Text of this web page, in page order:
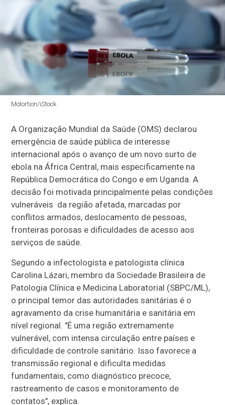
Motortion/iStock
A Organização Mundial da Saúde (OMS) declarou
emergência de saúde pública de interesse
internacional após o avanço de um novo surto de
ebola na África Central, mais especificamente na
República Democrática do Congo e em Uganda. A
decisão foi motivada principalmente pelas condições
vulneráveis da região afetada, marcadas por
conflitos armados, deslocamento de pessoas,
fronteiras porosas e dificuldades de acesso aos
serviços de saúde.
Segundo a infectologista e patologista clínica
Carolina Lázari, membro da Sociedade Brasileira de
Patologia Clínica e Medicina Laboratorial (SBPC/ML),
o principal temor das autoridades sanitárias é o
agravamento da crise humanitária e sanitária em
nível regional. "É uma região extremamente
vulnerável, com intensa circulação entre países e
dificuldade de controle sanitário. Isso favorece a
transmissão regional e dificulta medidas
fundamentais, como diagnóstico precoce,
rastreamento de casos e monitoramento de
contatos", explica.